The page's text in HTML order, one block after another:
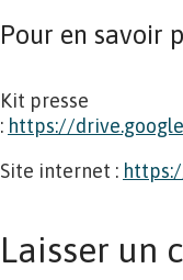
Pour en savoir
Kit presse
: https://
Site internet :
Laisser un